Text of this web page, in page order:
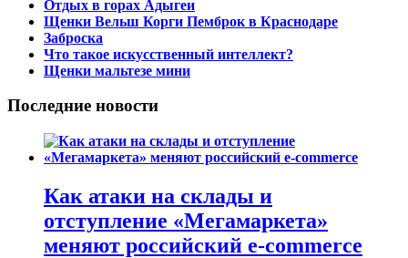
Отдых в горах Адыгеи
Щенки Вельш Корги Пемброк в Краснодаре
Заброска
Что такое искусственный интеллект?
Щенки мальтезе мини
Последние новости
Как атаки на склады и
отступление «Мегамаркета»
меняют российский e-commerce